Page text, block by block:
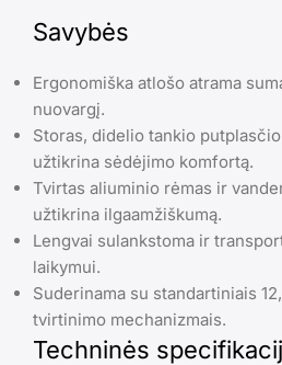
Savybės
Ergonomiška atlošo atrama
nuovargį.
Storas, didelio tankio
užtikrina sėdėjimo komfortą.
Tvirtas aliuminio rėmas ir
užtikrina ilgaamžiškumą.
Lengvai sulankstoma ir
laikymui.
Suderinama su standartiniais
tvirtinimo mechanizmais.
Techninės